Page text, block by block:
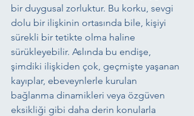
bir duygusal zorluktur. Bu korku, sevgi
dolu bir ilişkinin ortasında bile, kişiyi
sürekli bir tetikte olma haline
sürükleyebilir. Aslında bu endişe,
şimdiki ilişkiden çok, geçmişte yaşanan
kayıplar, ebeveynlerle kurulan
bağlanma dinamikleri veya özgüven
eksikliği gibi daha derin konularla